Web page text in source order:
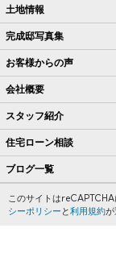
土地情報
完成邸写真集
お客様からの声
会社概要
スタッフ紹介
住宅ローン相談
ブログ一覧
このサイトは
シーポリシー と利用規約が